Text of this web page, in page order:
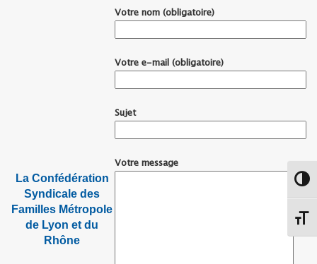
La Confédération
Syndicale des
Familles Métropole
de Lyon et du
Rhône
Votre nom (obligatoire)
Votre e-mail (obligatoire)
Sujet
Votre message